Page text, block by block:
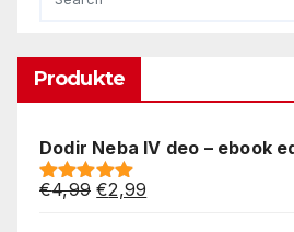
Produkte
Dodir Neba IV deo – ebook
Rated5.00
€4,99 Original
€2,99